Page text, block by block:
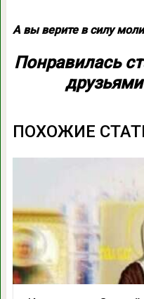
А вы верите в силу
Понравилась
ПОХОЖИЕ